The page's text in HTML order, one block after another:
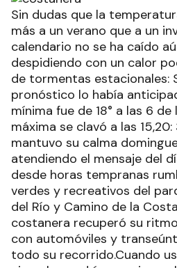
Sin dudas que la
más a un verano que a un
calendario no se ha caído
despidiendo con un calor
de tormentas estacionales:
pronóstico lo había
mínima fue de 18° a las 6 de
máxima se clavó a las 15,20:
mantuvo su calma
atendiendo el mensaje del
desde horas tempranas
verdes y recreativos del
del Río y Camino de la
costanera recuperó su
con automóviles y
todo su recorrido.Cuando